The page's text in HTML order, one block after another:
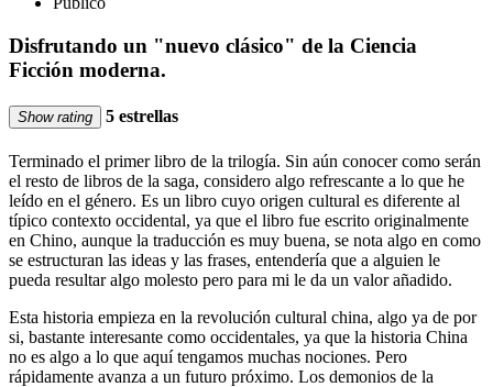
Disfrutando un "nuevo clásico" de la Ciencia
Ficción moderna.
Show rating 5 estrellas
Terminado el primer libro de la trilogía. Sin aún conocer como serán
el resto de libros de la saga, considero algo refrescante a lo que he
leído en el género. Es un libro cuyo origen cultural es diferente al
típico contexto occidental, ya que el libro fue escrito originalmente
en Chino, aunque la traducción es muy buena, se nota algo en como
se estructuran las ideas y las frases, entendería que a alguien le
pueda resultar algo molesto pero para mi le da un valor añadido.
Esta historia empieza en la revolución cultural china, algo ya de por
si, bastante interesante como occidentales, ya que la historia China
no es algo a lo que aquí tengamos muchas nociones. Pero
rápidamente avanza a un futuro próximo. Los demonios de la